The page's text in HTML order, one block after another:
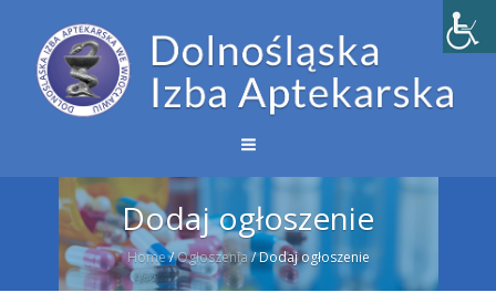
Dodaj ogłoszenie
Home/Ogłoszenia/Dodaj ogłoszenie